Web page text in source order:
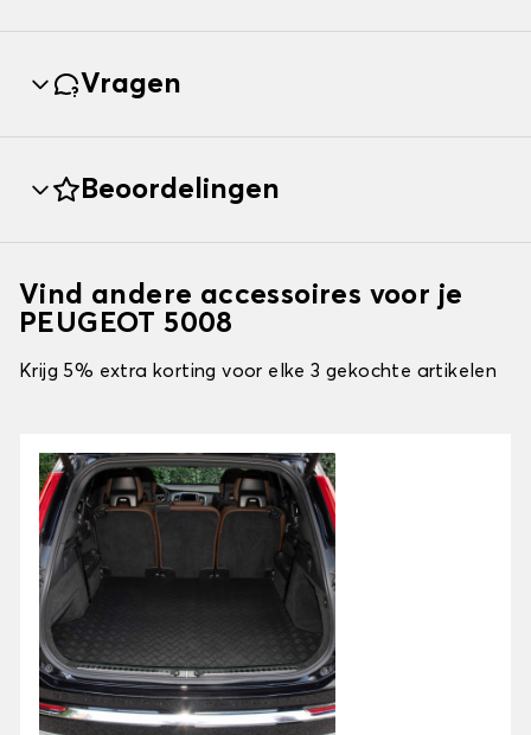
Vragen
Beoordelingen
Vind andere accessoires voor je
PEUGEOT 5008
Krijg 5% extra korting voor elke 3 gekochte artikelen